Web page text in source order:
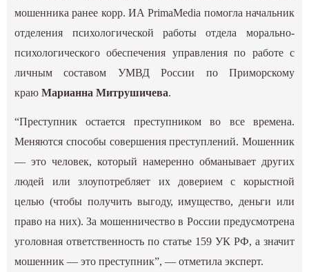
мошенника ранее корр. ИА PrimaMedia помогла начальник
отделения психологической работы отдела морально-
психологического обеспечения управления по работе с
личным составом УМВД России по Приморскому
краюМарианна Митрушичева.
“Преступник остается преступником во все времена.
Меняются способы совершения преступлений. Мошенник
— это человек, который намеренно обманывает других
людей или злоупотребляет их доверием с корыстной
целью (чтобы получить выгоду, имущество, деньги или
право на них). За мошенничество в России предусмотрена
уголовная ответственность по статье 159 УК РФ, а значит
мошенник — это преступник”, — отметила эксперт.